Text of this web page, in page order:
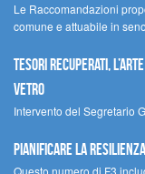
Le Raccomandazioni
comune e attuabile in
Tesori recuperati,
Vetro
Intervento del Segretario
Pianificare la
Questo numero di F3